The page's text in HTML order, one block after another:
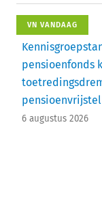
VN VANDAAG
pensioenfonds
6 augustus 2026